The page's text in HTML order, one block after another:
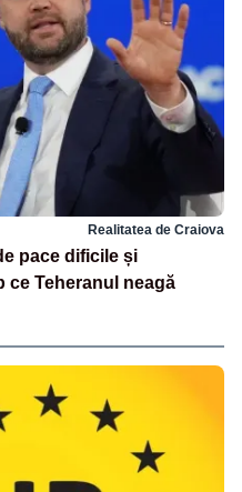
Realitatea de Craiova
pace dificile și
ce Teheranul neagă